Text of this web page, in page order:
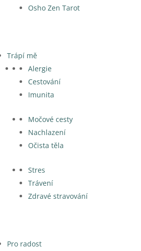
Osho Zen Tarot
Trápí mě
Alergie
Cestování
Imunita
Močové cesty
Nachlazení
Očista těla
Stres
Trávení
Zdravé stravování
Pro radost